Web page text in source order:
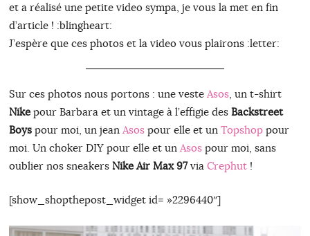
et a réalisé une petite video sympa, je vous la met en fin
d’article ! :blingheart:
J’espère que ces photos et la video vous plairons :letter:
Sur ces photos nous portons : une veste Asos, un t-shirt
Nikepour Barbara et un vintage à l’effigie des Backstreet
Boyspour moi, un jean Asospour elle et un Topshoppour
moi. Un choker DIY pour elle et un Asospour moi, sans
oublier nos sneakers Nike Air Max 97via Crephut!
[show_shopthepost_widget id= »2296440″]